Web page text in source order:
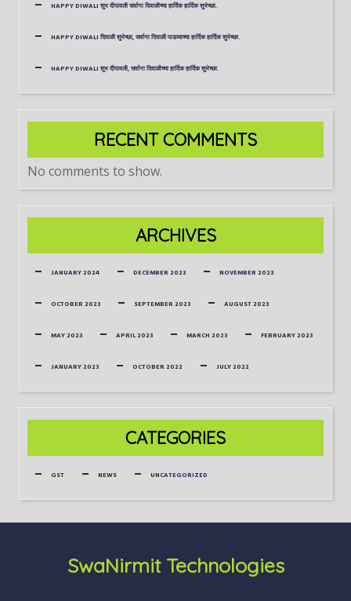
HAPPY DIWALI शुभ दीपावली सर्वाना दिवाळीच्या हार्दिक हार्दिक शुभेच्छा.
HAPPY DIWALI दिवाळी शुभेच्छा, सर्वाना दिवाळी पाडव्याच्या हार्दिक हार्दिक शुभेच्छा.
HAPPY DIWALI शुभ दीपावली, सर्वाना दिवाळीच्या हार्दिक हार्दिक शुभेच्छा.
RECENT COMMENTS
No comments to show.
ARCHIVES
JANUARY 2024 DECEMBER 2023 NOVEMBER 2023
OCTOBER 2023 SEPTEMBER 2023 AUGUST 2023
MAY 2023 APRIL 2023 MARCH 2023 FEBRUARY 2023
JANUARY 2023 OCTOBER 2022 JULY 2022
CATEGORIES
GST NEWS UNCATEGORIZED
SwaNirmit Technologies